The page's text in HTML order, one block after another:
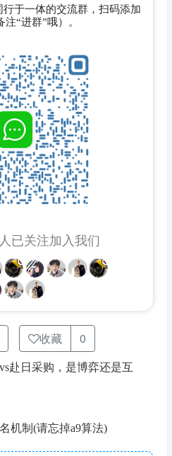
于一体的交流群，扫码添加
“进群”哦）。
已关注加入我们
收藏 0
赴日采购，是博弈还是互
机制(请忘掉a9算法)